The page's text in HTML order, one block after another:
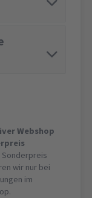
Webshop
Sonderpreis
wir nur bei
im